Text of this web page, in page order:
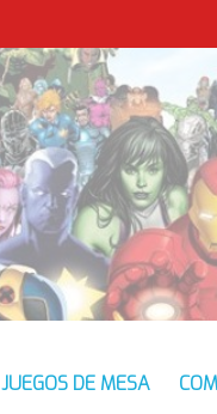
JUEGOS DE MESA